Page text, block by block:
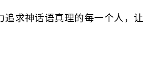
追求神话语真理的每一个人，让